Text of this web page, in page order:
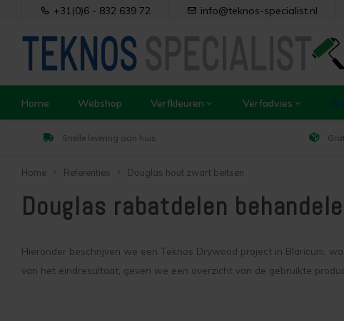
+31(0)6 - 832 639 72 info@teknos-specialist.nl
Home Webshop Verfkleuren Verfadvies
Snelle levering aan huis
Home Referenties Douglas hout zwart beitsen
Douglas rabatdelen
Hieronder beschrijven we een Teknos Drywood project in Blaricum,
van het eindresultaat, geven we een overzicht van de gebruikte